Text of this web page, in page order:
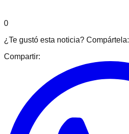
0
¿Te gustó esta noticia? Compártela:
Compartir: